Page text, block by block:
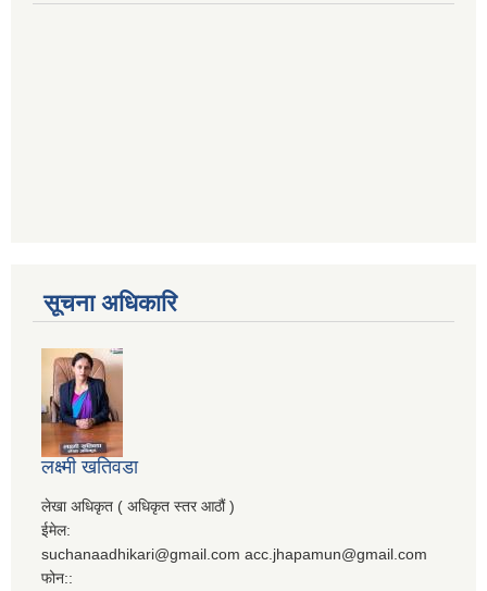
सूचना अधिकारि
लक्ष्मी खतिवडा
लेखा अधिकृत ( अधिकृत स्तर आठौं )
ईमेल:
suchanaadhikari@gmail.com acc.jhapamun@gmail.com
फोन::